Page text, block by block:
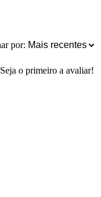
por:
o primeiro a avaliar!